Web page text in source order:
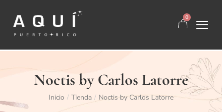
0
Noctis by Carlos Latorre
Inicio / Tienda / Noctis by Carlos Latorre